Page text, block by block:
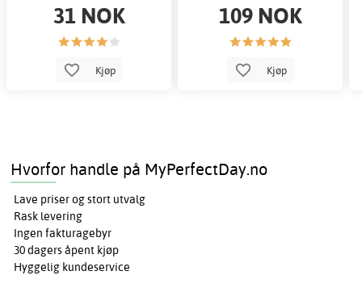
31 NOK
Kjøp
109 NOK
Kjøp
Hvorfor handle på MyPerfectDay.no
Lave priser og stort utvalg
Rask levering
Ingen fakturagebyr
30 dagers åpent kjøp
Hyggelig kundeservice